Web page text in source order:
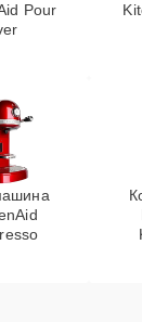
Pour